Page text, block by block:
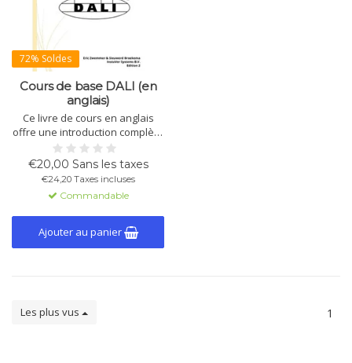
72% Soldes
Cours de base DALI (en
anglais)
Ce livre de cours en anglais
offre une introduction complète
à DALI, incluant DALI1 et DALI2,
la norme IEC 62386 et des
exercices pratiques. En promo,
€20,00 Sans les taxes
€24,20 Taxes incluses
Commandable
Ajouter au panier
Les plus vus 1